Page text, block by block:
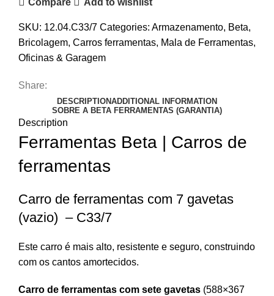
SKU: 12.04.C33/7 Categories: Armazenamento, Beta,
Bricolagem, Carros ferramentas, Mala de Ferramentas,
Oficinas & Garagem
Share:
DESCRIPTIONADDITIONAL INFORMATION
SOBRE A BETA FERRAMENTAS (GARANTIA)
Description
Ferramentas Beta | Carros de
ferramentas
Carro de ferramentas com 7 gavetas
(vazio) – C33/7
Este carro é mais alto, resistente e seguro, construindo
com os cantos amortecidos.
Carro de ferramentas com sete gavetas (588×367